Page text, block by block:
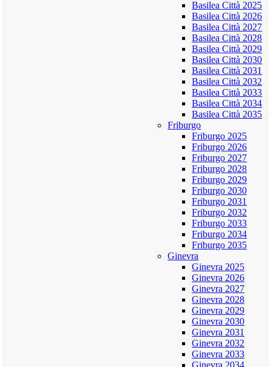
Basilea Città 2025
Basilea Città 2026
Basilea Città 2027
Basilea Città 2028
Basilea Città 2029
Basilea Città 2030
Basilea Città 2031
Basilea Città 2032
Basilea Città 2033
Basilea Città 2034
Basilea Città 2035
Friburgo
Friburgo 2025
Friburgo 2026
Friburgo 2027
Friburgo 2028
Friburgo 2029
Friburgo 2030
Friburgo 2031
Friburgo 2032
Friburgo 2033
Friburgo 2034
Friburgo 2035
Ginevra
Ginevra 2025
Ginevra 2026
Ginevra 2027
Ginevra 2028
Ginevra 2029
Ginevra 2030
Ginevra 2031
Ginevra 2032
Ginevra 2033
Ginevra 2034